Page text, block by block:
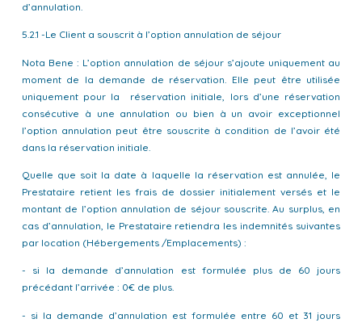
d’annulation.
5.2.1 -Le Client a souscrit à l’option annulation de séjour
Nota Bene : L’option annulation de séjour s’ajoute uniquement au
moment de la demande de réservation. Elle peut être utilisée
uniquement pour la réservation initiale, lors d’une réservation
consécutive à une annulation ou bien à un avoir exceptionnel
l’option annulation peut être souscrite à condition de l’avoir été
dans la réservation initiale.
Quelle que soit la date à laquelle la réservation est annulée, le
Prestataire retient les frais de dossier initialement versés et le
montant de l’option annulation de séjour souscrite. Au surplus, en
cas d’annulation, le Prestataire retiendra les indemnités suivantes
par location (Hébergements /Emplacements) :
- si la demande d’annulation est formulée plus de 60 jours
précédant l’arrivée : 0€ de plus.
- si la demande d’annulation est formulée entre 60 et 31 jours